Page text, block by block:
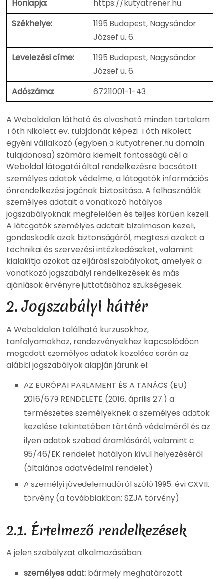
Honlapja:
https://kutyatrener.hu
Székhelye:
1195 Budapest, Nagysándor
József u. 6.
Levelezési címe:
1195 Budapest, Nagysándor
József u. 6.
Adószáma:
67211001-1-43
A Weboldalon látható és olvasható minden tartalom
Tóth Nikolett ev. tulajdonát képezi. Tóth Nikolett
egyéni vállalkozó (egyben a kutyatrener.hu domain
tulajdonosa) számára kiemelt fontosságú cél a
Weboldal látogatói által rendelkezésre bocsátott
személyes adatok védelme, a látogatók információs
önrendelkezési jogának biztosítása. A felhasználók
személyes adatait a vonatkozó hatályos
jogszabályoknak megfelelően és teljes körűen kezeli.
A látogatók személyes adatait bizalmasan kezeli,
gondoskodik azok biztonságáról, megteszi azokat a
technikai és szervezési intézkedéseket, valamint
kialakítja azokat az eljárási szabályokat, amelyek a
vonatkozó jogszabályi rendelkezések és más
ajánlások érvényre juttatásához szükségesek.
2. Jogszabályi háttér
A Weboldalon található kurzusokhoz,
tanfolyamokhoz, rendezvényekhez kapcsolódóan
megadott személyes adatok kezelése során az
alábbi jogszabályok alapján járunk el:
AZ EURÓPAI PARLAMENT ÉS A TANÁCS (EU)
2016/679 RENDELETE (2016. április 27.) a
természetes személyeknek a személyes adatok
kezelése tekintetében történő védelméről és az
ilyen adatok szabad áramlásáról, valamint a
95/46/EK rendelet hatályon kívül helyezéséről
(általános adatvédelmi rendelet)
A személyi jövedelemadóról szóló 1995. évi CXVII.
törvény (a továbbiakban: SZJA törvény)
2.1. Értelmező rendelkezések
A jelen szabályzat alkalmazásában:
személyes adat: bármely meghatározott